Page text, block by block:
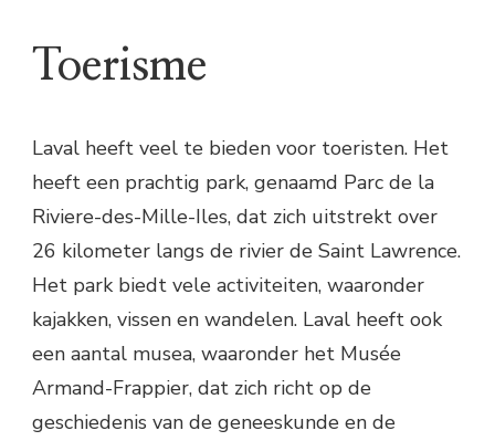
Toerisme
Laval heeft veel te bieden voor toeristen. Het
heeft een prachtig park, genaamd Parc de la
Riviere-des-Mille-Iles, dat zich uitstrekt over
26 kilometer langs de rivier de Saint Lawrence.
Het park biedt vele activiteiten, waaronder
kajakken, vissen en wandelen. Laval heeft ook
een aantal musea, waaronder het Musée
Armand-Frappier, dat zich richt op de
geschiedenis van de geneeskunde en de